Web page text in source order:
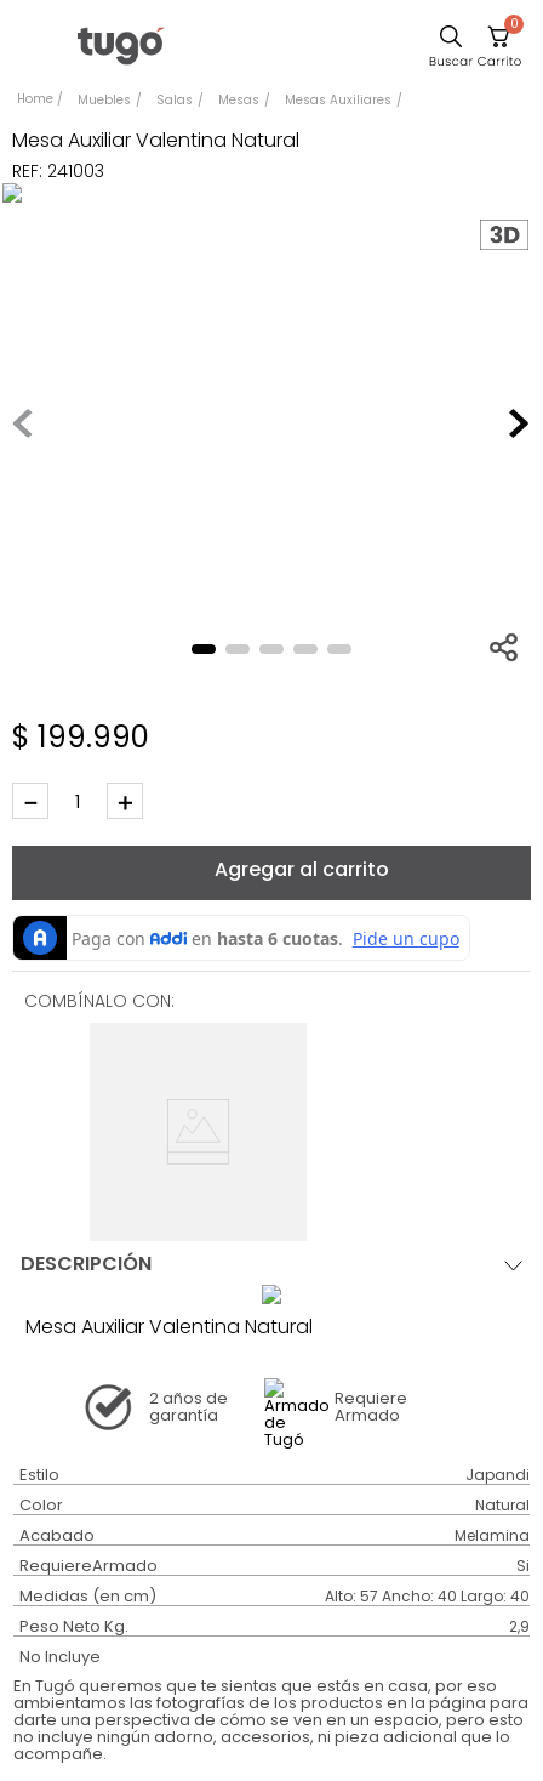
0
Muebles Salas Mesas Mesas Auxiliares
Mesa Auxiliar Valentina Natural
REF: 241003
$ 199.990
＋
－
Agregar al carrito
COMBÍNALO CON:
DESCRIPCIÓN
Mesa Auxiliar Valentina Natural
2 años de
garantía
Requiere
Armado
Estilo Japandi
Color Natural
Acabado Melamina
RequiereArmado Si
Medidas (en cm) Alto: 57 Ancho: 40 Largo: 40
Peso Neto Kg. 2,9
No Incluye
En Tugó queremos que te sientas que estás en casa, por eso
ambientamos las fotografías de los productos en la página para
darte una perspectiva de cómo se ven en un espacio, pero esto
no incluye ningún adorno, accesorios, ni pieza adicional que lo
acompañe.
Comedor
Escritorio